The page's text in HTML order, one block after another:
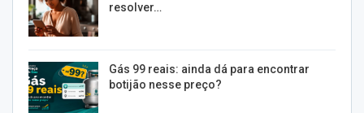
resolver…
Gás 99 reais: ainda dá para encontrar
botijão nesse preço?